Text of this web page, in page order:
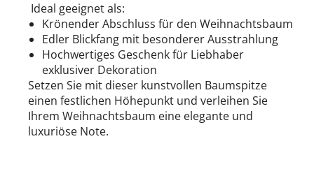
Ideal geeignet als:
Krönender Abschluss für den Weihnachtsbaum
Edler Blickfang mit besonderer Ausstrahlung
Hochwertiges Geschenk für Liebhaber
exklusiver Dekoration
Setzen Sie mit dieser kunstvollen Baumspitze
einen festlichen Höhepunkt und verleihen Sie
Ihrem Weihnachtsbaum eine elegante und
luxuriöse Note.